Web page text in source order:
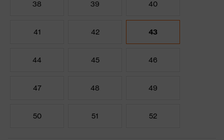
38 39 40
41 42 43
44 45 46
47 48 49
50 51 52